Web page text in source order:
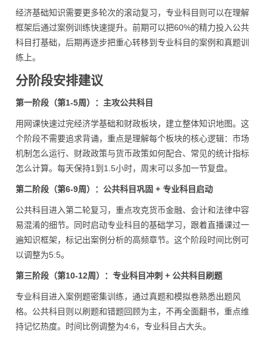
经济基础知识需要更多轮次的滚动复习，专业科目则可以在理解
框架后通过案例训练快速提升。前期可以把60%的精力投入公共
科目打基础，后期再逐步把重心转移到专业科目的案例和真题训
练上。
分阶段安排建议
第一阶段（第1-5周）：主攻公共科目
用网课快速过完经济学基础和财政板块，建立整体知识地图。这
个阶段不需要追求背诵，重点是理解每个板块的核心逻辑：市场
机制怎么运行、财政政策与货币政策如何配合、常见的统计指标
怎么计算。每天保持1到1.5小时，周末可以多加一节复盘。
第二阶段（第6-9周）：公共科目巩固 + 专业科目启动
公共科目进入第二轮复习，重点攻克货币金融、会计和法律中容
易混淆的细节。同时启动专业科目的基础学习，跟着直播课过一
遍知识框架，标记出案例分析的高频章节。这个阶段时间比例可
以调整为5:5。
第三阶段（第10-12周）：专业科目冲刺 + 公共科目刷题
专业科目进入案例题密集训练，通过真题和模拟卷熟悉出题风
格。公共科目则以刷题和错题回顾为主，不再全面翻书，重点维
持记忆热度。时间比例调整为4:6，专业科目占大头。